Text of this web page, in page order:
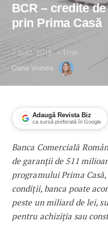
BCR – credite
prin Prima Casă
7 mart. 2018 < 1 min
Oana Voinea
Adaugă Revista Biz
ca sursă preferată în Google
BCR – credite de
Banca Comercială
de garanții de 511
programului Prima
condiții, banca poate
peste un miliard de lei,
pentru achiziția sau